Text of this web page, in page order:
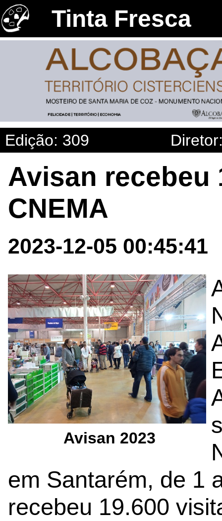
Tinta Fresca
Edição: 309
Avisan recebeu
CNEMA
2023-12-05 00:45:41
Avisan 2023
em Santarém, de 1
recebeu 19.600